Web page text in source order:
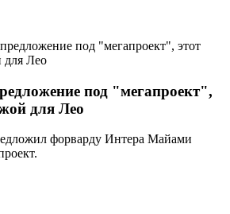
под "мегапроект", этот
для Лео
под "мегапроект",
для Лео
форварду Интера Майами